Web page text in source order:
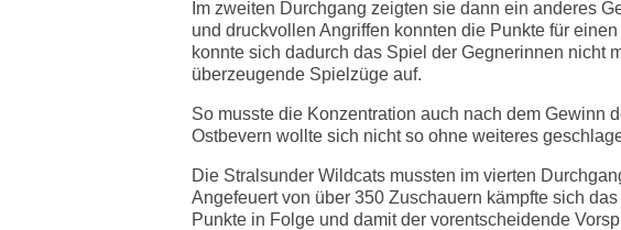
Im zweiten Durchgang zeigten sie dann ein anderes
und druckvollen Angriffen konnten die Punkte für
konnte sich dadurch das Spiel der Gegnerinnen nicht
überzeugende Spielzüge auf.
So musste die Konzentration auch nach dem Gewinn
Ostbevern wollte sich nicht so ohne weiteres
Die Stralsunder Wildcats mussten im vierten
Angefeuert von über 350 Zuschauern kämpfte sich
Punkte in Folge und damit der vorentscheidende